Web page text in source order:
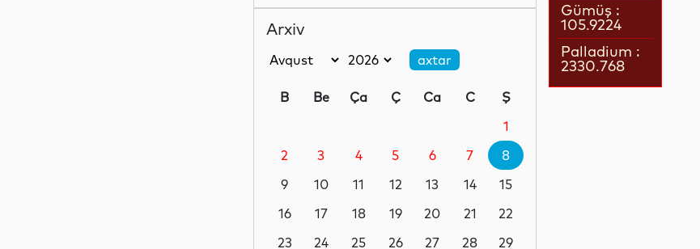
Elm 08 Avqust 12:06
Dünya
İspaniyadan yeni qərar:
yoxlanılacaq
08 Avqust 11:35
Arxiv
B Be Ça Ç Ca C
Ş
1
2
3 4 5 6 7
8
9
10 11 12 13 14
15
16
17 18 19 20 21
22
23
24 25 26 27 28
29
Gümüş :
105.9224
Palladium :
2330.768